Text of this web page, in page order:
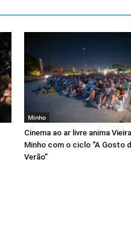
Minho
Cinema ao ar livre anima
Minho com o ciclo “A Gosto
Verão”